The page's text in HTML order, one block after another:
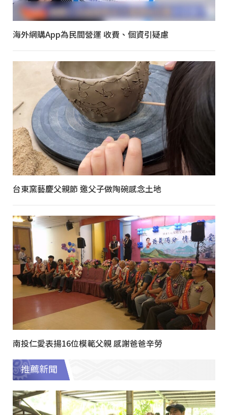
海外網購App為民間營運 收費、個資引疑慮
台東窯藝慶父親節 邀父子做陶碗感念土地
南投仁愛表揚16位模範父親 感謝爸爸辛勞
推薦新聞